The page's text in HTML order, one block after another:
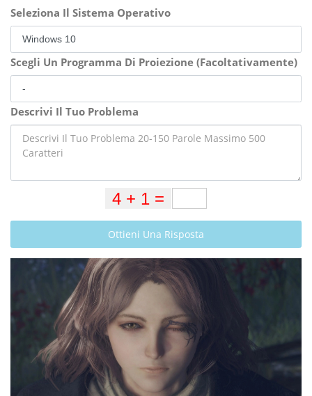
Seleziona Il Sistema Operativo
Scegli Un Programma Di Proiezione (Facoltativamente)
Descrivi Il Tuo Problema
Ottieni Una Risposta